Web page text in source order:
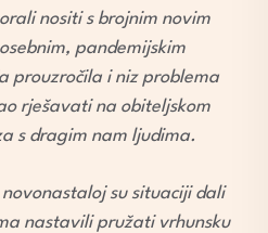
nositi s brojnim novim
pandemijskim
prouzročila i niz problema
rješavati na obiteljskom
s dragim nam ljudima.
su situaciji dali
nastavili pružati vrhunsku